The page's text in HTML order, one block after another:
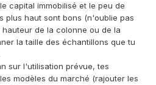
capital immobilisé et le peu de
plus haut sont bons (n'oublie pas
de la colonne ou de la
la taille des échantillons que tu
sur l'utilisation prévue, tes
modèles du marché (rajouter les